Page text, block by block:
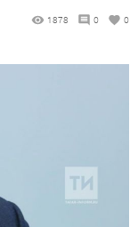
1878 0 0